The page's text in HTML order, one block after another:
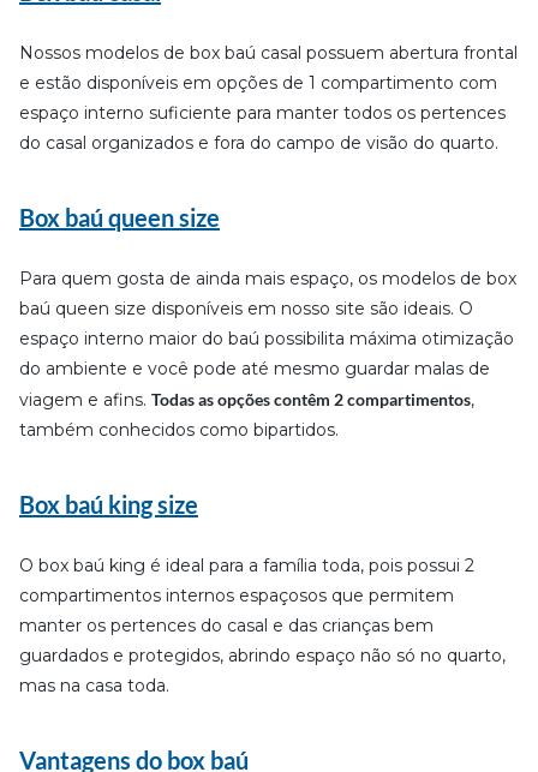
Nossos modelos de box baú casal possuem abertura frontal
e estão disponíveis em opções de 1 compartimento com
espaço interno suficiente para manter todos os pertences
do casal organizados e fora do campo de visão do quarto.
Box baú queen size
Para quem gosta de ainda mais espaço, os modelos de box
baú queen size disponíveis em nosso site são ideais. O
espaço interno maior do baú possibilita máxima otimização
do ambiente e você pode até mesmo guardar malas de
viagem e afins. Todas as opções contêm 2 compartimentos,
também conhecidos como bipartidos.
Box baú king size
O box baú king é ideal para a família toda, pois possui 2
compartimentos internos espaçosos que permitem
manter os pertences do casal e das crianças bem
guardados e protegidos, abrindo espaço não só no quarto,
mas na casa toda.
Vantagens do box baú